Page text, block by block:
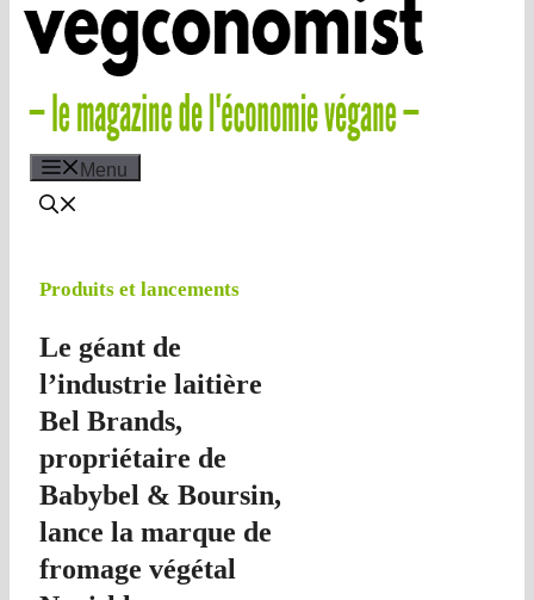
Menu
Produits et lancements
Le géant de
l’industrie laitière
Bel Brands,
propriétaire de
Babybel & Boursin,
lance la marque de
fromage végétal